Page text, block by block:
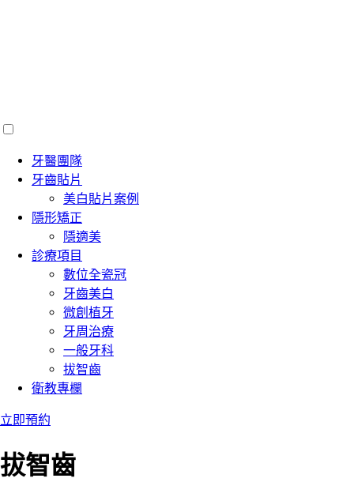
牙醫團隊
牙齒貼片
美白貼片案例
隱形矯正
隱適美
診療項目
數位全瓷冠
牙齒美白
微創植牙
牙周治療
一般牙科
拔智齒
衛教專欄
立即預約
拔智齒